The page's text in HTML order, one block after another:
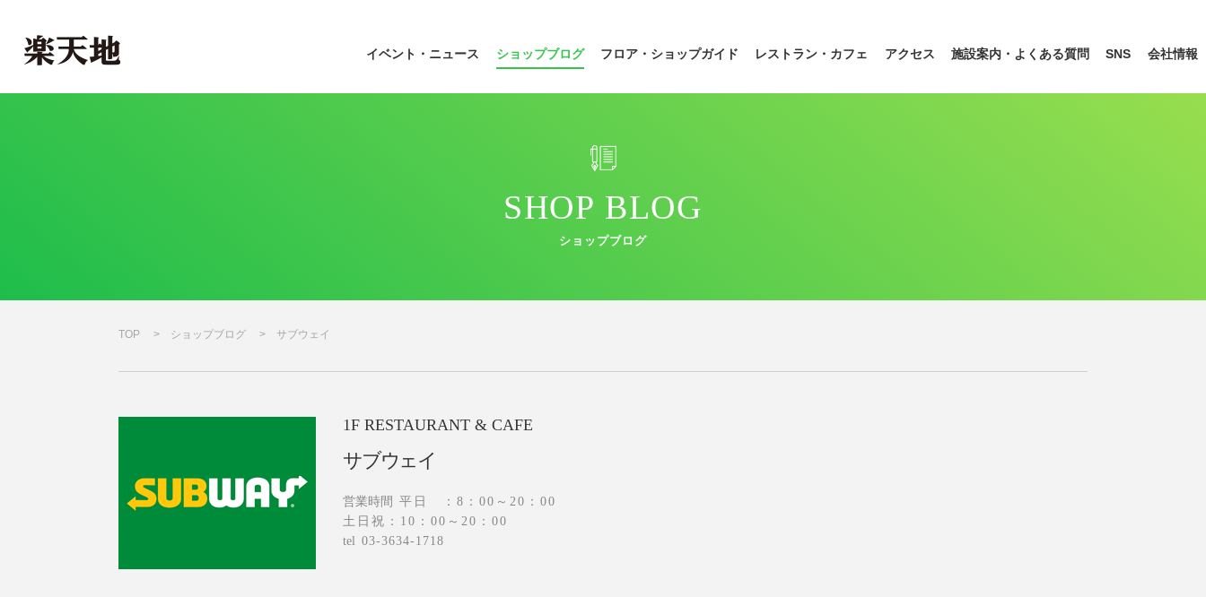
イベント・ニュース ショップブログ フロア・ ショップガイド レストラン ・カフェ アクセス 施設案内・ よくある質問 SNS 会社情報
SHOP BLOG
ショップブログ
TOP ショップブログ サブウェイ
1F RESTAURANT & CAFE
サブウェイ
営業時間 平日 ：8：00～20：00
土日祝：10：00～20：00
tel 03-3634-1718